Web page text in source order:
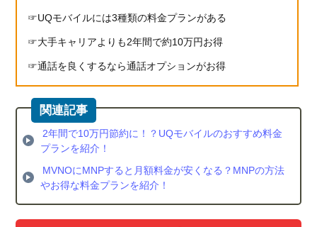
UQモバイルには3種類の料金プランがある
大手キャリアよりも2年間で約10万円お得
通話を良くするなら通話オプションがお得
2年間で10万円節約に！？UQモバイルのおすすめ料金
プランを紹介！
MVNOにMNPすると月額料金が安くなる？MNPの方法
やお得な料金プランを紹介！